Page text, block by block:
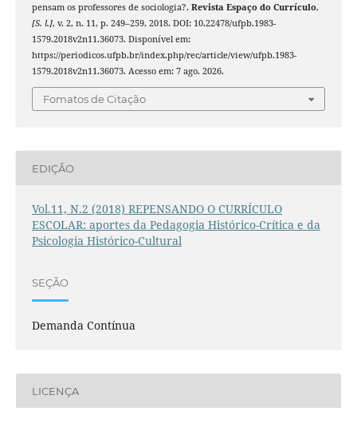
pensam os professores de sociologia?. Revista Espaço do Currículo,
[S. l.], v. 2, n. 11, p. 249–259, 2018. DOI: 10.22478/ufpb.1983-
1579.2018v2n11.36073. Disponível em:
https://periodicos.ufpb.br/index.php/rec/article/view/ufpb.1983-
1579.2018v2n11.36073. Acesso em: 7 ago. 2026.
Fomatos de Citação
EDIÇÃO
Vol.11, N.2 (2018) REPENSANDO O CURRÍCULO
ESCOLAR: aportes da Pedagogia Histórico-Crítica e da
Psicologia Histórico-Cultural
SEÇÃO
Demanda Contínua
LICENÇA